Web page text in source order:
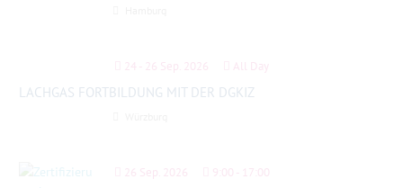
24 - 26 Sep. 2026 All Day
LACHGAS FORTBILDUNG MIT DER DGKIZ
26 Sep. 2026 9:00 - 17:00